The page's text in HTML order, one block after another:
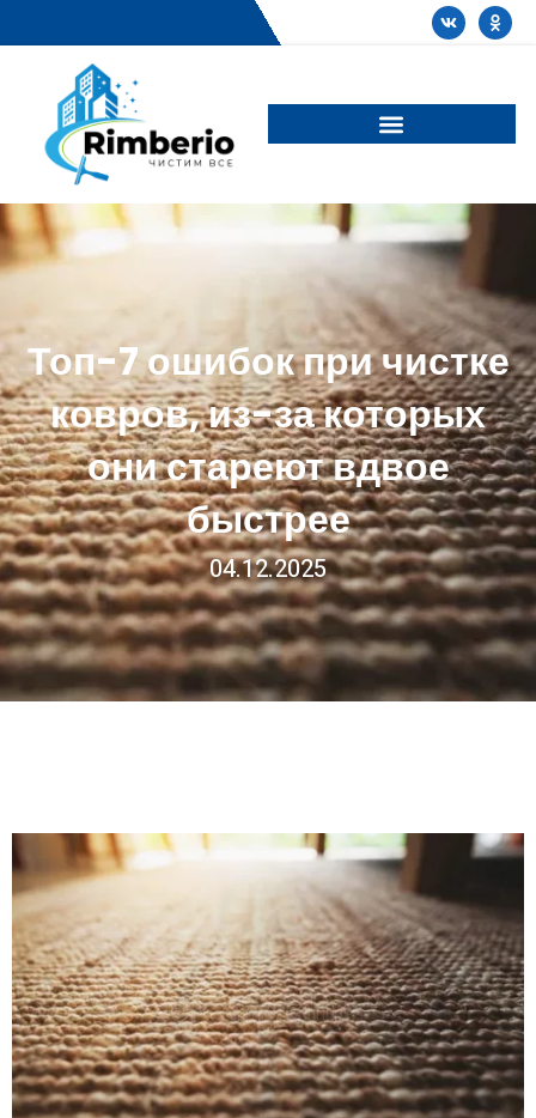
Топ-7 ошибок при чистке
ковров, из-за которых
они стареют вдвое
быстрее
04.12.2025